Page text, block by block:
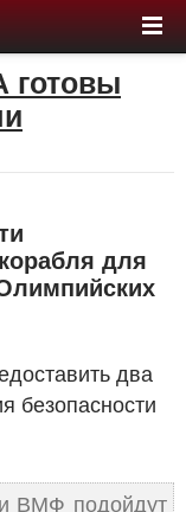
готовы
для
два
безопасности
ВМФ подойдут